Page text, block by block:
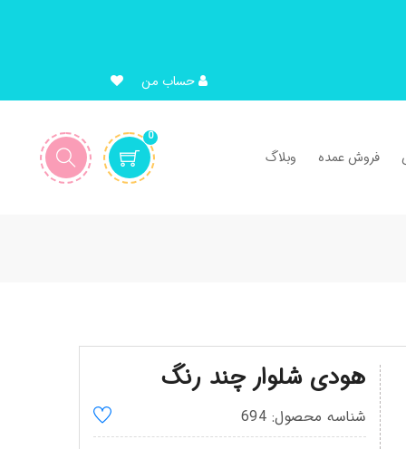
حساب من
0
فروش عمده وبلاگ
هودی شلوار چند رنگ
شناسه محصول: 694